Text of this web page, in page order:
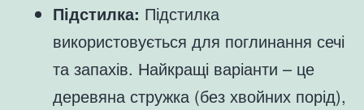
Підстилка: Підстилка
використовується для поглинання сечі
та запахів. Найкращі варіанти – це
деревяна стружка (без хвойних порід),